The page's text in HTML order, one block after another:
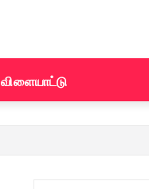
விளையாட்டு